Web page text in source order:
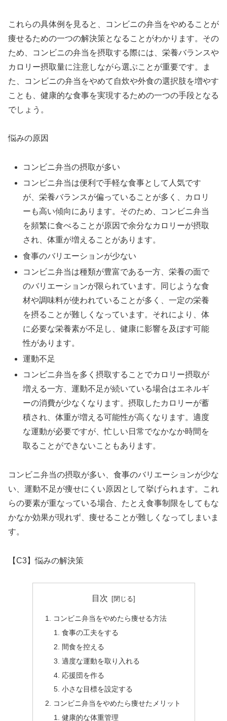
これらの具体例を見ると、コンビニの弁当をやめることが
痩せるための一つの解決策となることがわかります。その
ため、コンビニの弁当を摂取する際には、栄養バランスや
カロリー摂取量に注意しながら選ぶことが重要です。ま
た、コンビニの弁当をやめて自炊や外食の選択肢を増やす
ことも、健康的な食事を実現するための一つの手段となる
でしょう。
悩みの原因
コンビニ弁当の摂取が多い
コンビニ弁当は便利で手軽な食事として人気です
が、栄養バランスが偏っていることが多く、カロリ
ーも高い傾向にあります。そのため、コンビニ弁当
を頻繁に食べることが原因で余分なカロリーが摂取
され、体重が増えることがあります。
食事のバリエーションが少ない
コンビニ弁当は種類が豊富である一方、栄養の面で
のバリエーションが限られています。同じような食
材や調味料が使われていることが多く、一定の栄養
を摂ることが難しくなっています。それにより、体
に必要な栄養素が不足し、健康に影響を及ぼす可能
性があります。
運動不足
コンビニ弁当を多く摂取することでカロリー摂取が
増える一方、運動不足が続いている場合はエネルギ
ーの消費が少なくなります。摂取したカロリーが蓄
積され、体重が増える可能性が高くなります。適度
な運動が必要ですが、忙しい日常でなかなか時間を
取ることができないこともあります。
コンビニ弁当の摂取が多い、食事のバリエーションが少な
い、運動不足が痩せにくい原因として挙げられます。これ
らの要素が重なっている場合、たとえ食事制限をしてもな
かなか効果が現れず、痩せることが難しくなってしまいま
す。
【C3】悩みの解決策
目次
コンビニ弁当をやめたら痩せる方法
食事の工夫をする
間食を控える
適度な運動を取り入れる
応援団を作る
小さな目標を設定する
コンビニ弁当をやめたら痩せたメリット
健康的な体重管理